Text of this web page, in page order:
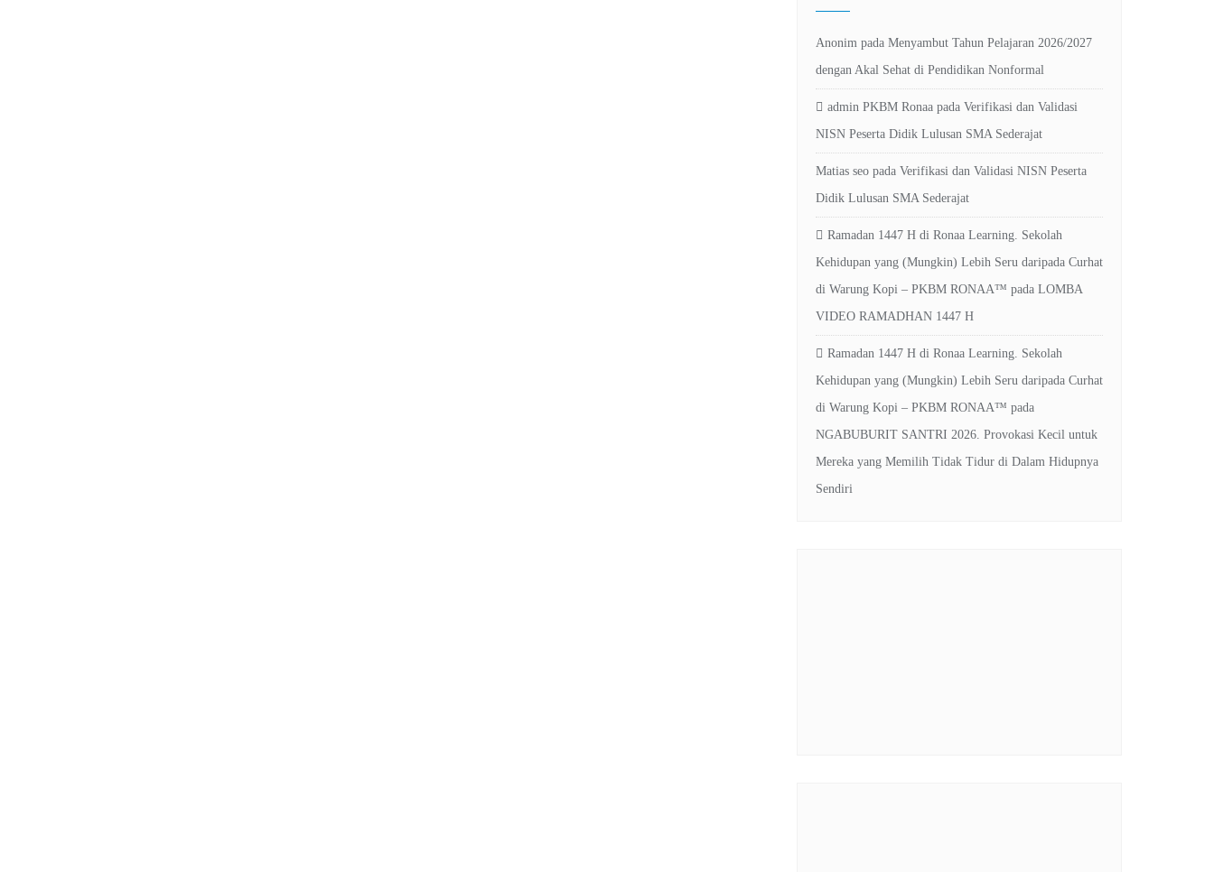
Anonim pada Menyambut Tahun Pelajaran 2026/2027
dengan Akal Sehat di Pendidikan Nonformal
admin PKBM Ronaa pada Verifikasi dan Validasi
NISN Peserta Didik Lulusan SMA Sederajat
Matias seo pada Verifikasi dan Validasi NISN Peserta
Didik Lulusan SMA Sederajat
Ramadan 1447 H di Ronaa Learning. Sekolah
Kehidupan yang (Mungkin) Lebih Seru daripada Curhat
di Warung Kopi – PKBM RONAA™ pada LOMBA
VIDEO RAMADHAN 1447 H
Ramadan 1447 H di Ronaa Learning. Sekolah
Kehidupan yang (Mungkin) Lebih Seru daripada Curhat
di Warung Kopi – PKBM RONAA™ pada
NGABUBURIT SANTRI 2026. Provokasi Kecil untuk
Mereka yang Memilih Tidak Tidur di Dalam Hidupnya
Sendiri